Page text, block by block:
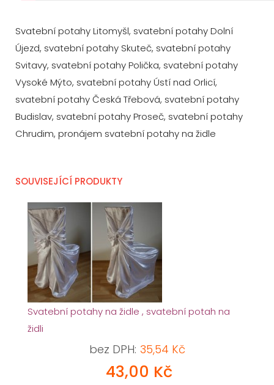
Svatební potahy Litomyšl, svatební potahy Dolní
Újezd, svatební potahy Skuteč, svatební potahy
Svitavy, svatební potahy Polička, svatební potahy
Vysoké Mýto, svatební potahy Ústí nad Orlicí,
svatební potahy Česká Třebová, svatební potahy
Budislav, svatební potahy Proseč, svatební potahy
Chrudim, pronájem svatební potahy na židle
SOUVISEJÍCÍ PRODUKTY
Svatební potahy na židle , svatební potah na
židli
bez DPH: 35,54 Kč
43,00 Kč